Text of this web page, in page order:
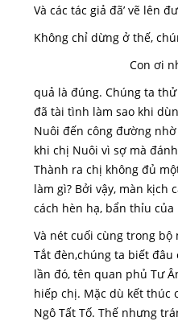
Và các tác giả đã’ vẽ lên
Không chỉ dừng ở thế,
Con ơi
quả là đúng. Chúng ta thử
đã tài tình làm sao khi
Nuôi đến công đường
khi chị Nuôi vì sợ mà
Thành ra chị không đủ
làm gì? Bởi vậy, màn kịch
cách hèn hạ, bẩn thỉu
Và nét cuối cùng trong
Tắt đèn,chúng ta biết đâu
lần đó, tên quan phủ Tư
hiếp chị. Mặc dù kết thúc
Ngô Tất Tố. Thế nhưng